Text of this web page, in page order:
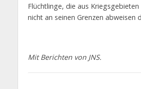
Flüchtlinge, die aus
nicht an seinen Grenzen abweisen
Mit Berichten von JNS.